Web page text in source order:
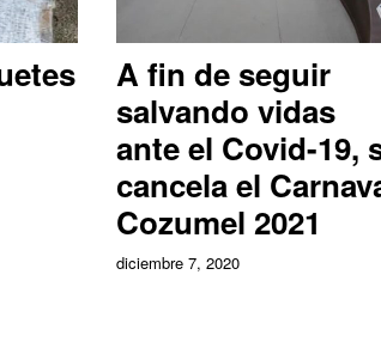
A fin de seguir
salvando vidas
ante el Covid-19,
cancela el
Cozumel 2021
diciembre 7, 2020